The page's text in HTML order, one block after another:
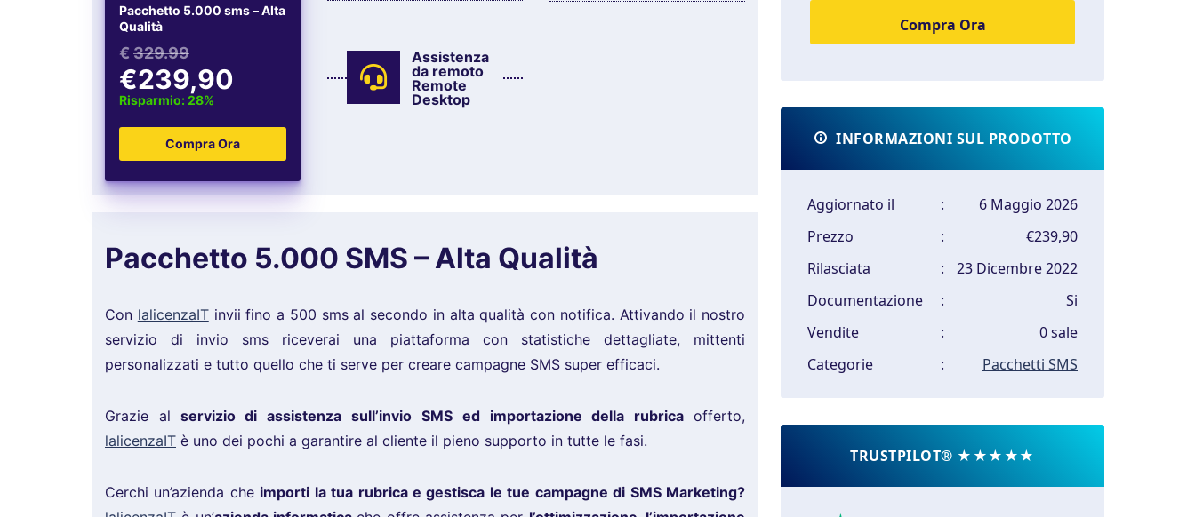
Pacchetto 5.000 sms – Alta
Qualità
€ 329.99
€239,90
Risparmio: 28%
Assistenza
da remoto
Remote
Desktop
Pacchetto 5.000 SMS – Alta Qualità
Con lalicenzaITinvii fino a 500 sms al secondo in alta qualità con notifica. Attivando il nostro
servizio di invio sms riceverai una piattaforma con statistiche dettagliate, mittenti
personalizzati e tutto quello che ti serve per creare campagne SMS super efficaci.
Grazie al servizio di assistenza sull’invio SMS ed importazione della rubricaofferto,
lalicenzaIT è uno dei pochi a garantire al cliente il pieno supporto in tutte le fasi.
Cerchi un’azienda che importi la tua rubrica e gestisca le tue campagne di SMS Marketing?
INFORMAZIONI SUL PRODOTTO
Aggiornato il :
6 Maggio 2026
Prezzo
:
€239,90
Rilasciata
:
23 Dicembre 2022
Documentazione
:
Si
Vendite
:
0 sale
Categorie
: Pacchetti SMS
TRUSTPILOT® ★★★★★